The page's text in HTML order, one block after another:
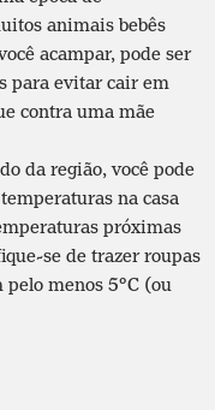
animais bebês
acampar, pode ser
para evitar cair em
contra uma mãe
da região, você pode
na casa
próximas
se de trazer roupas
menos 5°C (ou